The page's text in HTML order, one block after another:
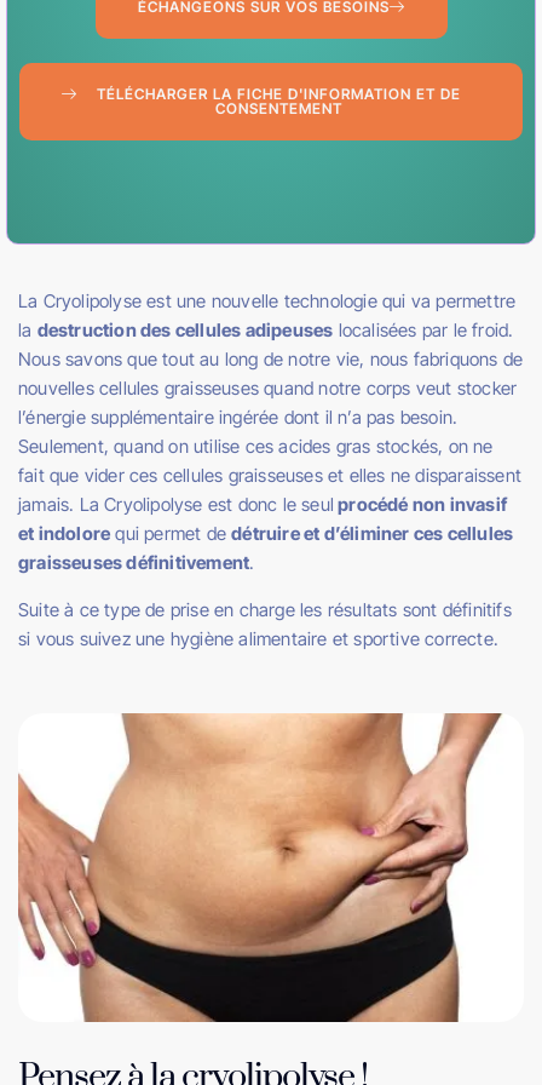
ÉCHANGEONS SUR VOS BESOINS
TÉLÉCHARGER LA FICHE D'INFORMATION ET DE
CONSENTEMENT
La Cryolipolyse est une nouvelle technologie qui va permettre
la destruction des cellules adipeuses localisées par le froid.
Nous savons que tout au long de notre vie, nous fabriquons de
nouvelles cellules graisseuses quand notre corps veut stocker
l’énergie supplémentaire ingérée dont il n’a pas besoin.
Seulement, quand on utilise ces acides gras stockés, on ne
fait que vider ces cellules graisseuses et elles ne disparaissent
jamais. La Cryolipolyse est donc le seul procédé non invasif
et indolore qui permet dedétruire et d’éliminer ces cellules
graisseuses définitivement.
Suite à ce type de prise en charge les résultats sont définitifs
si vous suivez une hygiène alimentaire et sportive correcte.